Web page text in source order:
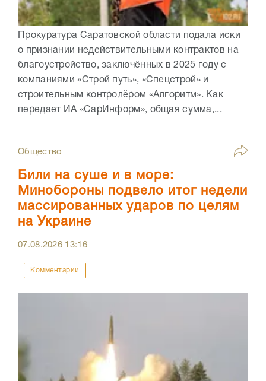
Прокуратура Саратовской области подала иски
о признании недействительными контрактов на
благоустройство, заключённых в 2025 году с
компаниями «Строй путь», «Спецстрой» и
строительным контролёром «Алгоритм». Как
передает ИА «СарИнформ», общая сумма,...
Общество
Били на суше и в море:
Минобороны подвело итог недели
массированных ударов по целям
на Украине
07.08.2026 13:16
Комментарии